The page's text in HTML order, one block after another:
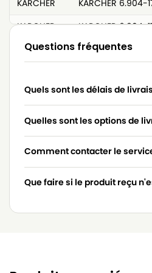
KARCHER
KARCHER 6.904-
KARCHER
KARCHER 6.904-
KARCHER
KARCHER 6.904-
KARCHER
KARCHER 6.904-
KARCHER
KARCHER 6.904-
KARCHER
KARCHER 6.904-
KARCHER
KARCHER 6.907-
KARCHER
KARCHER 6.907-
Questions fréquentes
Quels sont les délais de
Quelles sont les options de
Comment contacter le
Que faire si le produit reçu